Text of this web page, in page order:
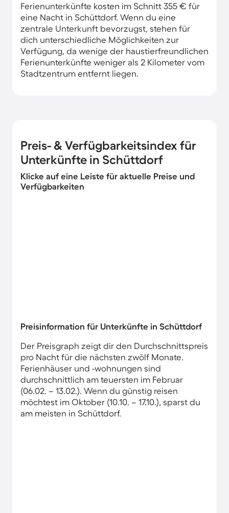
Ferienunterkünfte kosten im Schnitt 355 € für
eine Nacht in Schüttdorf. Wenn du eine
zentrale Unterkunft bevorzugst, stehen für
dich unterschiedliche Möglichkeiten zur
Verfügung, da wenige der haustierfreundlichen
Ferienunterkünfte weniger als 2 Kilometer vom
Stadtzentrum entfernt liegen.
Preis- & Verfügbarkeitsindex für
Unterkünfte in Schüttdorf
Klicke auf eine Leiste für aktuelle Preise und
Verfügbarkeiten
Preisinformation für Unterkünfte in Schüttdorf
Der Preisgraph zeigt dir den Durchschnittspreis
pro Nacht für die nächsten zwölf Monate.
Ferienhäuser und -wohnungen sind
durchschnittlich am teuersten im Februar
(06.02. – 13.02.). Wenn du günstig reisen
möchtest im Oktober (10.10. – 17.10.), sparst du
am meisten in Schüttdorf.